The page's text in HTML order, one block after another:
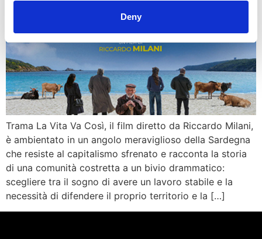
Deny
Trama La Vita Va Così, il film diretto da Riccardo Milani,
è ambientato in un angolo meraviglioso della Sardegna
che resiste al capitalismo sfrenato e racconta la storia
di una comunità costretta a un bivio drammatico:
scegliere tra il sogno di avere un lavoro stabile e la
necessità di difendere il proprio territorio e la […]